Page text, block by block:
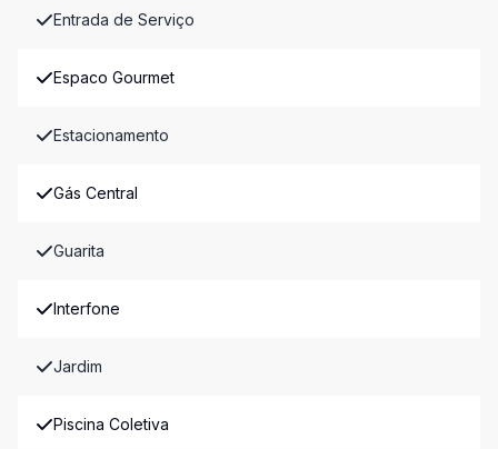
Entrada de Serviço
Espaco Gourmet
Estacionamento
Gás Central
Guarita
Interfone
Jardim
Piscina Coletiva